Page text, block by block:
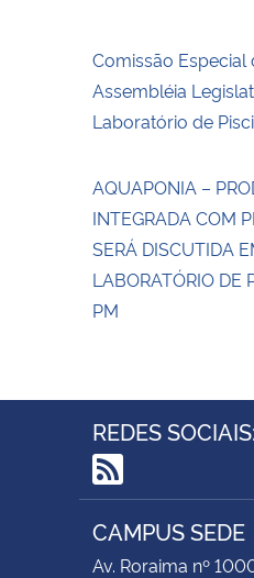
Comissão
Assembléia
Laboratório de
AQUAPONIA –
INTEGRADA COM
SERÁ DISCUTIDA
LABORATÓRIO DE
PM
REDES SOCIAIS:
RSS
CAMPUS SEDE
Av. Roraima nº